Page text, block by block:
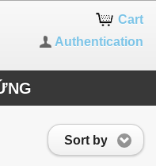
Cart
Authentication
Sort by